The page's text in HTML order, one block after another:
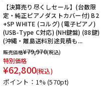
【決算売り尽くしセール】(台数限
定・純正ピアノダストカバー付) B2
+SP WHITE (コルグ) (電子ピアノ)
(USB-Type C対応) (NH鍵盤) (88鍵)
(沖縄・離島送料別途見積も...
販売価格¥79,970(税込)
特別価格
¥62,800(税込)
ポイント：1%(570pt)